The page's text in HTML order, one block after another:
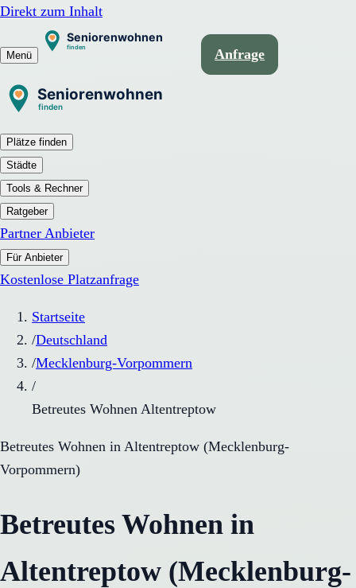
Direkt zum Inhalt
Menü Anfrage
Plätze finden
Städte
Tools & Rechner
Ratgeber
Partner Anbieter
Für Anbieter
Kostenlose Platzanfrage
Startseite
/Deutschland
/Mecklenburg-Vorpommern
/
Betreutes Wohnen Altentreptow
Betreutes Wohnen in Altentreptow (Mecklenburg-
Vorpommern)
Betreutes Wohnen in
Altentreptow (Mecklenburg-